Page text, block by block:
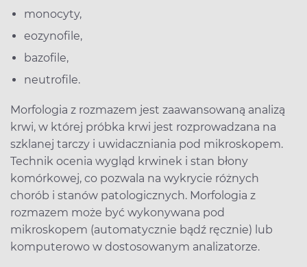
monocyty,
eozynofile,
bazofile,
neutrofile.
Morfologia z rozmazem jest zaawansowaną analizą
krwi, w której próbka krwi jest rozprowadzana na
szklanej tarczy i uwidaczniania pod mikroskopem.
Technik ocenia wygląd krwinek i stan błony
komórkowej, co pozwala na wykrycie różnych
chorób i stanów patologicznych. Morfologia z
rozmazem może być wykonywana pod
mikroskopem (automatycznie bądź ręcznie) lub
komputerowo w dostosowanym analizatorze.